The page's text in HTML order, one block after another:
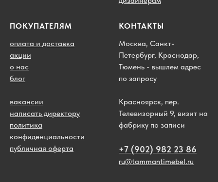
ПОКУПАТЕЛЯМ
оплата и доставка
акции
о нас
блог
вакансии
написать директору
политика
конфиденциальности
публичная оферта
КОНТАКТЫ
Москва, Санкт-
Петербург, Краснодар,
Тюмень - вышлем адрес
по запросу
Красноярск, пер.
Телевизорный 9, визит на
фабрику по записи
+7 (902) 982 23 86
ru@tammantimebel.ru